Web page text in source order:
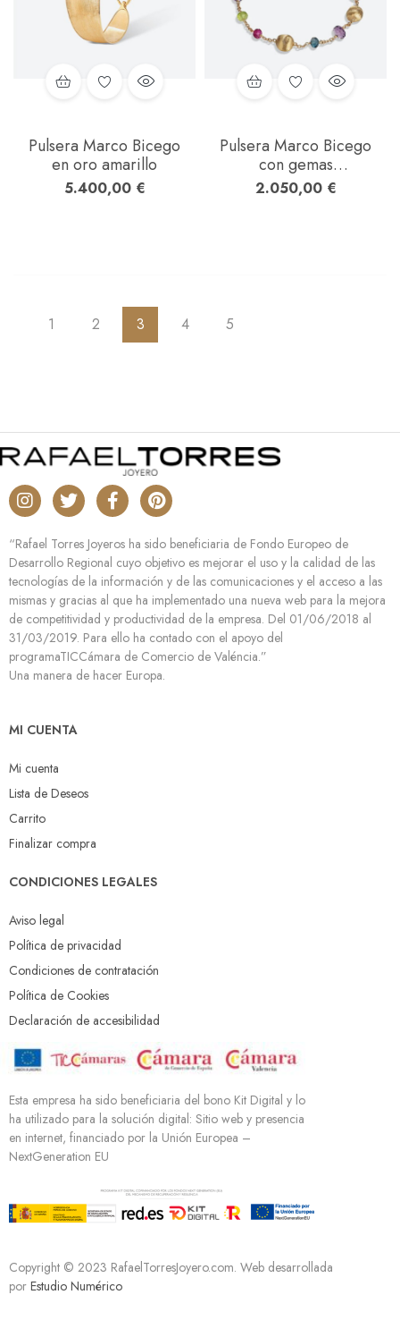
Pulsera Marco Bicego
en oro amarillo
5.400,00 €
Pulsera Marco Bicego
con gemas
multicolores en oro
amarillo
2.050,00 €
1 2 3 4 5
“Rafael Torres Joyeros ha sido beneficiaria de Fondo Europeo de
Desarrollo Regional cuyo objetivo es mejorar el uso y la calidad de las
tecnologías de la información y de las comunicaciones y el acceso a las
mismas y gracias al que ha implementado una nueva web para la mejora
de competitividad y productividad de la empresa. Del 01/06/2018 al
31/03/2019. Para ello ha contado con el apoyo del
programaTICCámara de Comercio de Valéncia.”
Una manera de hacer Europa.
MI CUENTA
Mi cuenta
Lista de Deseos
Carrito
Finalizar compra
CONDICIONES LEGALES
Aviso legal
Política de privacidad
Condiciones de contratación
Política de Cookies
Declaración de accesibilidad
Esta empresa ha sido beneficiaria del bono Kit Digital y lo
ha utilizado para la solución digital: Sitio web y presencia
en internet, financiado por la Unión Europea –
NextGeneration EU
Copyright © 2023 RafaelTorresJoyero.com. Web desarrollada
por Estudio Numérico